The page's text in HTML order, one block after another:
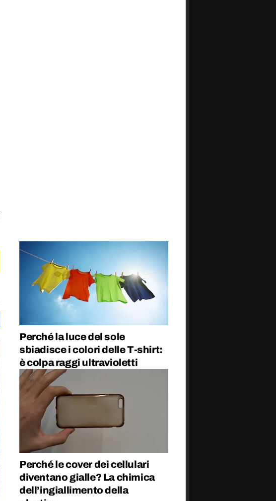
Perché la luce del sole
sbiadisce i colori delle T-shirt:
è colpa raggi ultravioletti
Perché le cover dei cellulari
diventano gialle? La chimica
dell’ingiallimento della